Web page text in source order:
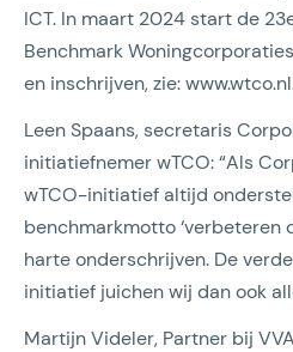
ICT. In maart 2024 start de
Benchmark
en inschrijven, zie:
Leen Spaans, secretaris
initiatiefnemer wTCO: “Als
wTCO-initiatief altijd
benchmarkmotto ‘verbeteren
harte onderschrijven. De
initiatief juichen wij dan ook
Martijn Videler, Partner bij